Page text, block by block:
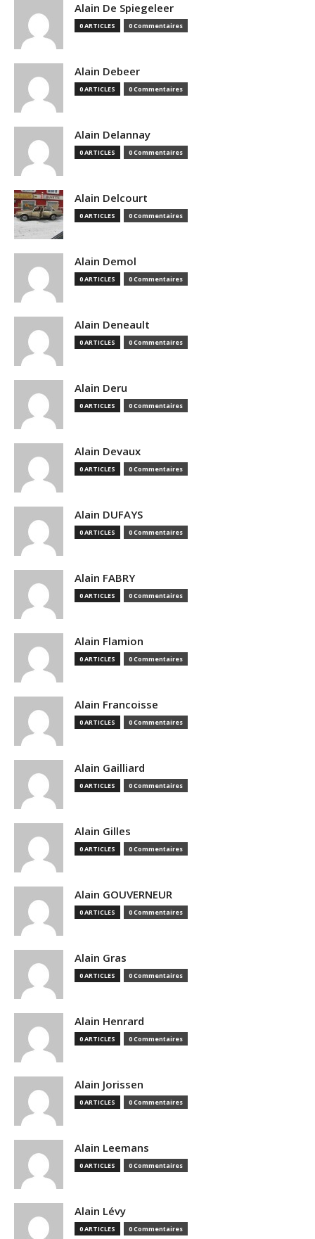
Alain De Spiegeleer
0 ARTICLES 0 Commentaires
Alain Debeer
0 ARTICLES 0 Commentaires
Alain Delannay
0 ARTICLES 0 Commentaires
Alain Delcourt
0 ARTICLES 0 Commentaires
Alain Demol
0 ARTICLES 0 Commentaires
Alain Deneault
0 ARTICLES 0 Commentaires
Alain Deru
0 ARTICLES 0 Commentaires
Alain Devaux
0 ARTICLES 0 Commentaires
Alain DUFAYS
0 ARTICLES 0 Commentaires
Alain FABRY
0 ARTICLES 0 Commentaires
Alain Flamion
0 ARTICLES 0 Commentaires
Alain Francoisse
0 ARTICLES 0 Commentaires
Alain Gailliard
0 ARTICLES 0 Commentaires
Alain Gilles
0 ARTICLES 0 Commentaires
Alain GOUVERNEUR
0 ARTICLES 0 Commentaires
Alain Gras
0 ARTICLES 0 Commentaires
Alain Henrard
0 ARTICLES 0 Commentaires
Alain Jorissen
0 ARTICLES 0 Commentaires
Alain Leemans
0 ARTICLES 0 Commentaires
Alain Lévy
0 ARTICLES 0 Commentaires